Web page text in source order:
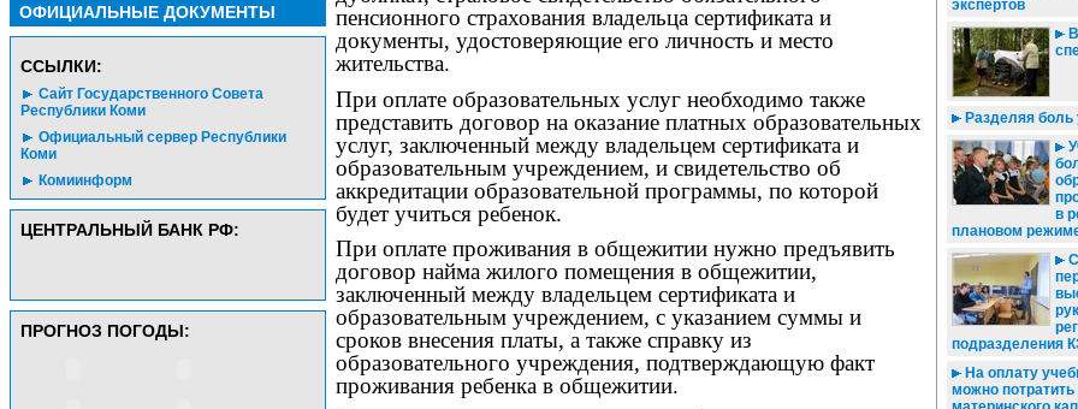
ОФИЦИАЛЬНЫЕ ДОКУМЕНТЫ
CСЫЛКИ:
Сайт Государственного Совета
Республики Коми
Официальный сервер Республики
Коми
Комиинформ
ЦЕНТРАЛЬНЫЙ БАНК РФ:
ПРОГНОЗ ПОГОДЫ:
пенсионного страхования владельца сертификата и
документы, удостоверяющие его личность и место
жительства.
При оплате образовательных услуг необходимо также
представить договор на оказание платных образовательных
услуг, заключенный между владельцем сертификата и
образовательным учреждением, и свидетельство об
аккредитации образовательной программы, по которой
будет учиться ребенок.
При оплате проживания в общежитии нужно предъявить
договор найма жилого помещения в общежитии,
заключенный между владельцем сертификата и
образовательным учреждением, с указанием суммы и
сроков внесения платы, а также справку из
образовательного учреждения, подтверждающую факт
проживания ребенка в общежитии.
экспертов
Разделяя боль
в
плановом
подразделения
На оплату
можно потратить